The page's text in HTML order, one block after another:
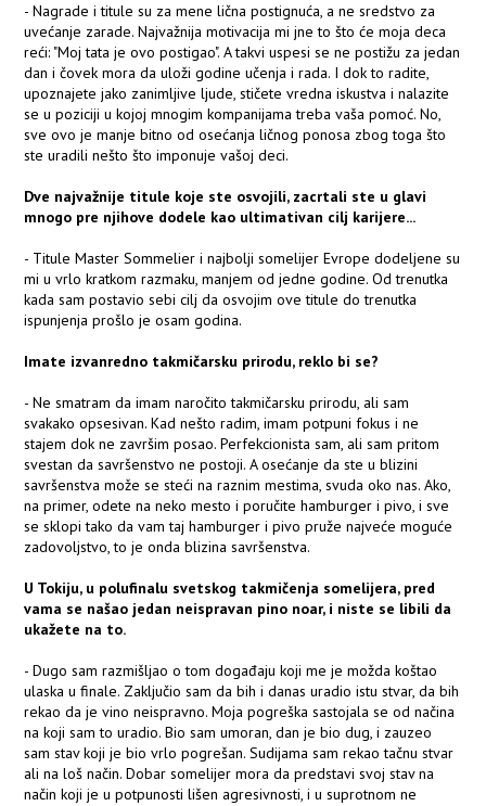
- Nagrade i titule su za mene lična postignuća, a ne sredstvo za
uvećanje zarade. Najvažnija motivacija mi jne to što će moja deca
reći: "Moj tata je ovo postigao". A takvi uspesi se ne postižu za jedan
dan i čovek mora da uloži godine učenja i rada. I dok to radite,
upoznajete jako zanimljive ljude, stičete vredna iskustva i nalazite
se u poziciji u kojoj mnogim kompanijama treba vaša pomoć. No,
sve ovo je manje bitno od osećanja ličnog ponosa zbog toga što
ste uradili nešto što imponuje vašoj deci.
Dve najvažnije titule koje ste osvojili, zacrtali ste u glavi
mnogo pre njihove dodele kao ultimativan cilj karijere...
- Titule Master Sommelier i najbolji somelijer Evrope dodeljene su
mi u vrlo kratkom razmaku, manjem od jedne godine. Od trenutka
kada sam postavio sebi cilj da osvojim ove titule do trenutka
ispunjenja prošlo je osam godina.
Imate izvanredno takmičarsku prirodu, reklo bi se?
- Ne smatram da imam naročito takmičarsku prirodu, ali sam
svakako opsesivan. Kad nešto radim, imam potpuni fokus i ne
stajem dok ne završim posao. Perfekcionista sam, ali sam pritom
svestan da savršenstvo ne postoji. A osećanje da ste u blizini
savršenstva može se steći na raznim mestima, svuda oko nas. Ako,
na primer, odete na neko mesto i poručite hamburger i pivo, i sve
se sklopi tako da vam taj hamburger i pivo pruže najveće moguće
zadovoljstvo, to je onda blizina savršenstva.
U Tokiju, u polufinalu svetskog takmičenja somelijera, pred
vama se našao jedan neispravan pino noar, i niste se libili da
ukažete na to.
- Dugo sam razmišljao o tom događaju koji me je možda koštao
ulaska u finale. Zaključio sam da bih i danas uradio istu stvar, da bih
rekao da je vino neispravno. Moja pogreška sastojala se od načina
na koji sam to uradio. Bio sam umoran, dan je bio dug, i zauzeo
sam stav koji je bio vrlo pogrešan. Sudijama sam rekao tačnu stvar
ali na loš način. Dobar somelijer mora da predstavi svoj stav na
način koji je u potpunosti lišen agresivnosti, i u suprotnom ne